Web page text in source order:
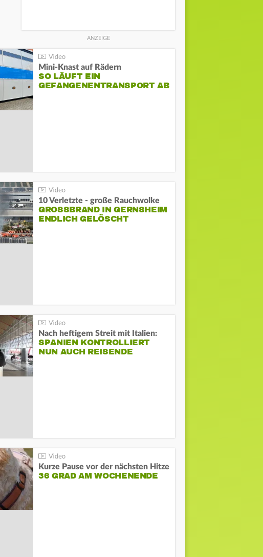
Mini-Knast auf Rädern
SO LÄUFT EIN
GEFANGENENTRANSPORT AB
10 Verletzte - große Rauchwolke
GROSSBRAND IN GERNSHEIM E
NDLICH GELÖSCHT
Nach heftigem Streit mit Italien:
SPANIEN KONTROLLIERT
NUN AUCH REISENDE
Kurze Pause vor der nächsten Hitze
36 GRAD AM WOCHENENDE